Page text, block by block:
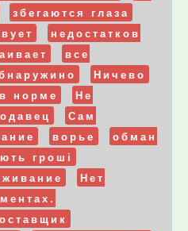
збегаются глаза
недостатков
все
Ничево
норме
Не
Сам
ворье
обман
гроші
Нет